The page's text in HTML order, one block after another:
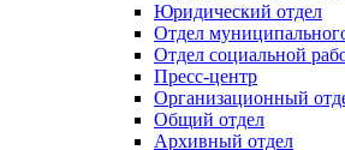
Юридический отдел
Отдел
Отдел социальной
Пресс-центр
Организационный
Общий отдел
Архивный отдел